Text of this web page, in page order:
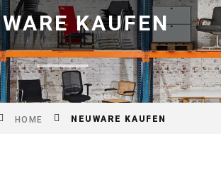
KAUFEN
HOME NEUWARE KAUFEN